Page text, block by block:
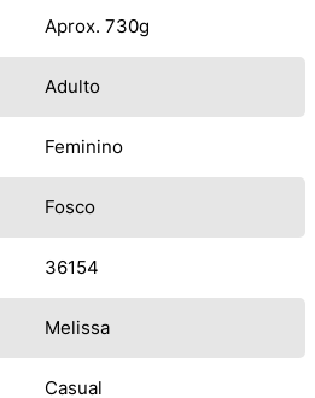
Aprox. 730g
Adulto
Feminino
Fosco
36154
Melissa
Casual